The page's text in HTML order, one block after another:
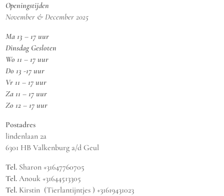
Openingstijden
November & December 2025
Ma 13 – 17 uur
Dinsdag Gesloten
Wo 11 – 17 uur
Do 13 -17 uur
Vr 11 – 17 uur
Za 11 – 17 uur
Zo 12 – 17 uur
Postadres
lindenlaan 2a
6301 HB Valkenburg a/d Geul
Tel. Sharon +31647760705
Tel. Anouk +31644513305
Tel. Kirstin (Tierlantijntjes ) +31619431023